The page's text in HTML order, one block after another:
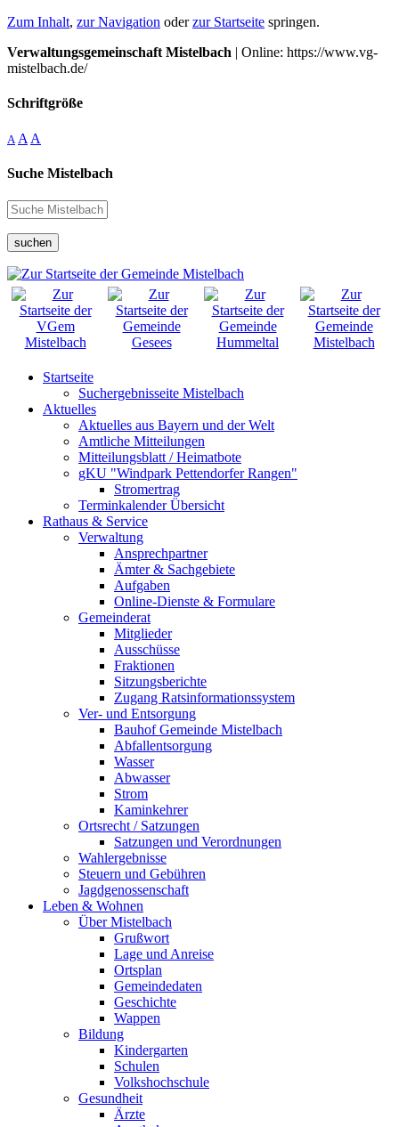
Zum Inhalt, zur Navigation oderzur Startseite springen.
Verwaltungsgemeinschaft Mistelbach | Online: https://www.vg-
mistelbach.de/
Schriftgröße
A A A
Suche Mistelbach
suchen
Startseite
Suchergebnisseite Mistelbach
Aktuelles
Aktuelles aus Bayern und der Welt
Amtliche Mitteilungen
Mitteilungsblatt / Heimatbote
gKU "Windpark Pettendorfer Rangen"
Stromertrag
Terminkalender Übersicht
Rathaus & Service
Verwaltung
Ansprechpartner
Ämter & Sachgebiete
Aufgaben
Online-Dienste & Formulare
Gemeinderat
Mitglieder
Ausschüsse
Fraktionen
Sitzungsberichte
Zugang Ratsinformationssystem
Ver- und Entsorgung
Bauhof Gemeinde Mistelbach
Abfallentsorgung
Wasser
Abwasser
Strom
Kaminkehrer
Ortsrecht / Satzungen
Satzungen und Verordnungen
Wahlergebnisse
Steuern und Gebühren
Jagdgenossenschaft
Leben & Wohnen
Über Mistelbach
Grußwort
Lage und Anreise
Ortsplan
Gemeindedaten
Geschichte
Wappen
Bildung
Kindergarten
Schulen
Volkshochschule
Gesundheit
Ärzte